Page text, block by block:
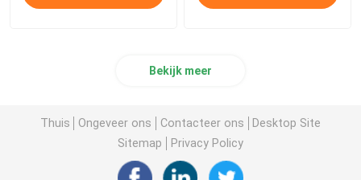
Bekijk meer
Thuis Ongeveer ons Contacteer ons
Desktop Site
Sitemap
Privacy Policy